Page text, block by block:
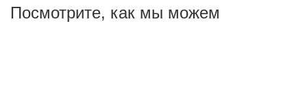
Посмотрите, как мы можем